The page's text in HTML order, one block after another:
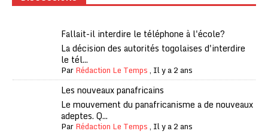
Fallait-il interdire le téléphone à l'école?
La décision des autorités togolaises d'interdire
le tél...
ParRédaction Le Temps, Il y a 2 ans
Les nouveaux panafricains
Le mouvement du panafricanisme a de nouveaux
adeptes. Q...
ParRédaction Le Temps, Il y a 2 ans